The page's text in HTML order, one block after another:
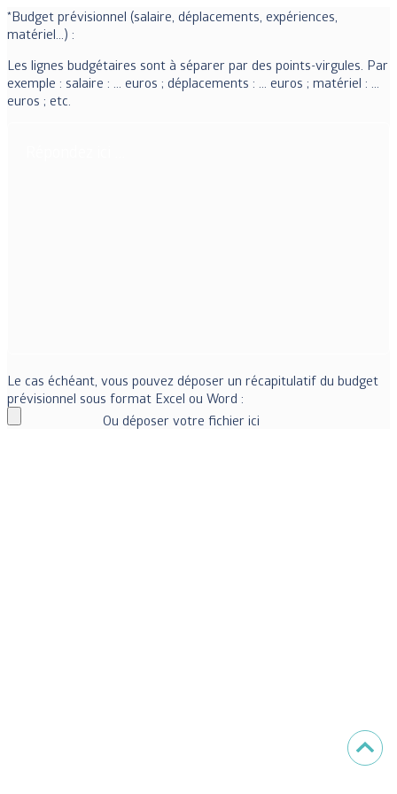
*Budget prévisionnel (salaire, déplacements, expériences,
matériel…) :
Les lignes budgétaires sont à séparer par des points-virgules. Par
exemple : salaire : … euros ; déplacements : … euros ; matériel : …
euros ; etc.
Le cas échéant, vous pouvez déposer un récapitulatif du budget
prévisionnel sous format Excel ou Word :
Ou déposer votre fichier ici